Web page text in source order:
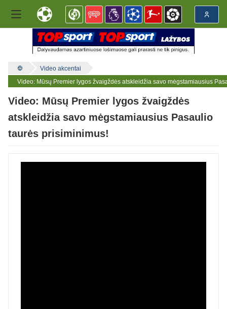
Video akcentai
Video: Mūsų Premier lygos žvaigždės atskleidžia savo mėgstamiausius
Video: Mūsų Premier lygos žvaigždės
atskleidžia savo mėgstamiausius Pasaulio
taurės prisiminimus!